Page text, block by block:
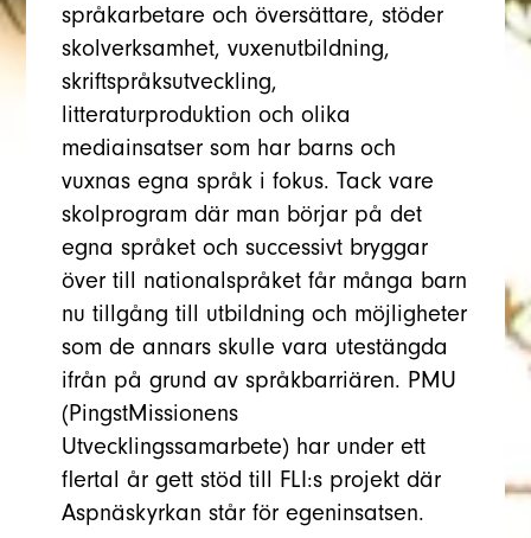
språkarbetare och översättare, stöder
skolverksamhet, vuxenutbildning,
skriftspråksutveckling,
litteraturproduktion och olika
mediainsatser som har barns och
vuxnas egna språk i fokus. Tack vare
skolprogram där man börjar på det
egna språket och successivt bryggar
över till nationalspråket får många barn
nu tillgång till utbildning och möjligheter
som de annars skulle vara utestängda
ifrån på grund av språkbarriären. PMU
(PingstMissionens
Utvecklingssamarbete) har under ett
flertal år gett stöd till FLI:s projekt där
Aspnäskyrkan står för egeninsatsen.